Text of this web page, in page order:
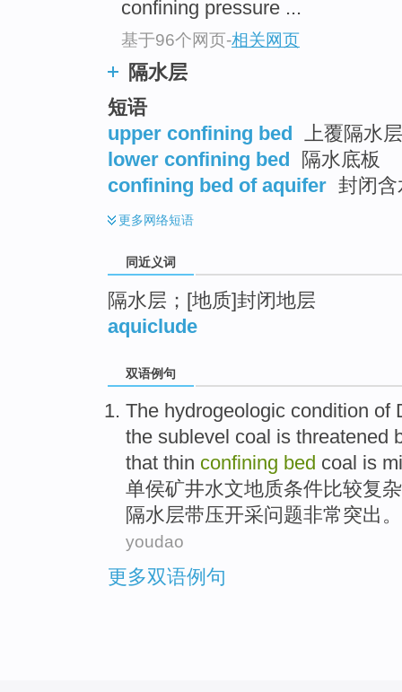
confining pressure ...
基于96个网页-相关网页
隔水层
短语
upper confining bed
上覆隔水
lower confining bed
隔水底板
confining bed of aquifer 封闭
更多网络短语
同近义词
隔水层；[地质]封闭地层
aquiclude
双语例句
The hydrogeologic condition of
the sublevel coal is threatened
that thin confining bed coal is
单侯矿井水文地质条件比较复杂
隔水层带压开采问题非常突出。
youdao
更多双语例句